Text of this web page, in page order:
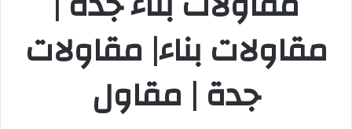
مقاولات بناء| مقاولات
جدة | مقاول